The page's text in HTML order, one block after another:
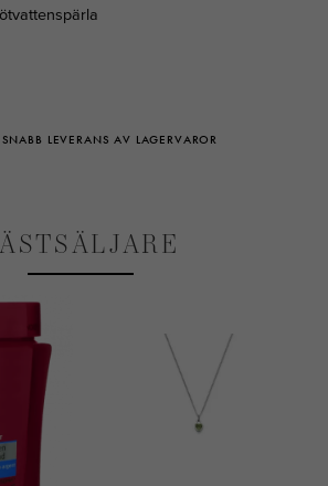
SNABB LEVERANS AV LAGERVAROR